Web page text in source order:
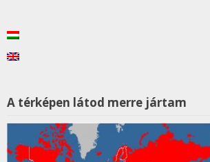
A térképen látod merre jártam